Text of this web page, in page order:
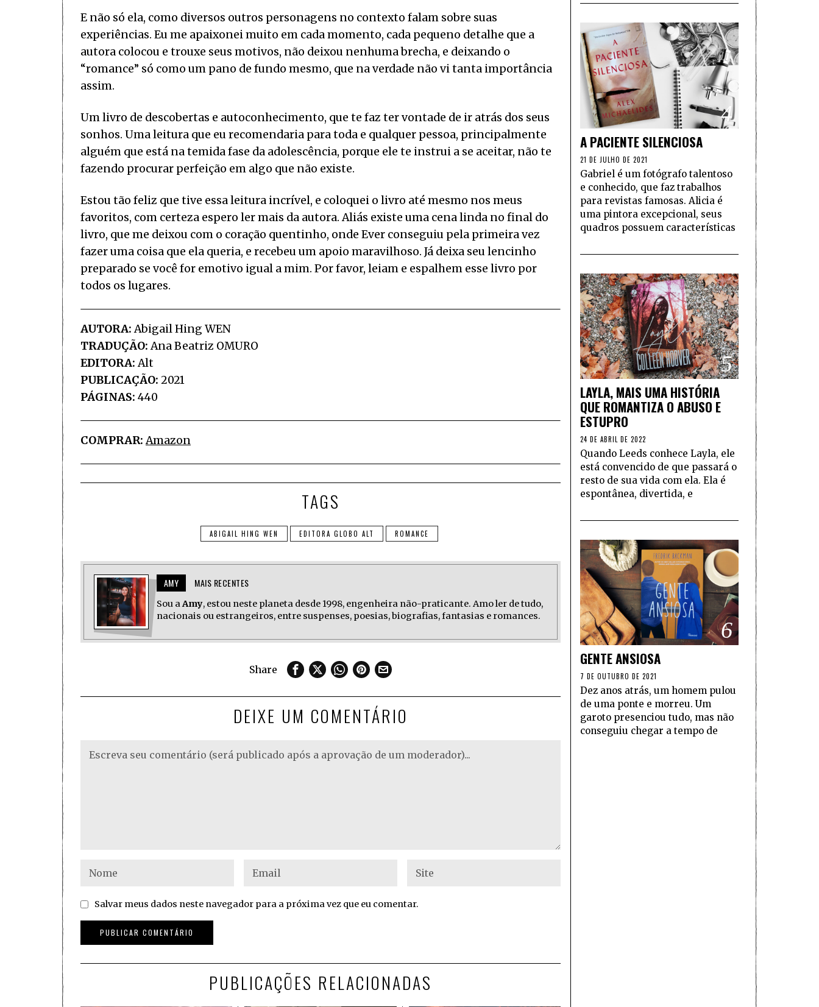
E não só ela, como diversos outros personagens no contexto falam sobre suas
experiências. Eu me apaixonei muito em cada momento, cada pequeno detalhe que a
autora colocou e trouxe seus motivos, não deixou nenhuma brecha, e deixando o
“romance” só como um pano de fundo mesmo, que na verdade não vi tanta importância
assim.
Um livro de descobertas e autoconhecimento, que te faz ter vontade de ir atrás dos seus
sonhos. Uma leitura que eu recomendaria para toda e qualquer pessoa, principalmente
alguém que está na temida fase da adolescência, porque ele te instrui a se aceitar, não te
fazendo procurar perfeição em algo que não existe.
Estou tão feliz que tive essa leitura incrível, e coloquei o livro até mesmo nos meus
favoritos, com certeza espero ler mais da autora. Aliás existe uma cena linda no final do
livro, que me deixou com o coração quentinho, onde Ever conseguiu pela primeira vez
fazer uma coisa que ela queria, e recebeu um apoio maravilhoso. Já deixa seu lencinho
preparado se você for emotivo igual a mim. Por favor, leiam e espalhem esse livro por
todos os lugares.
AUTORA:Abigail Hing WEN
TRADUÇÃO:Ana Beatriz OMURO
EDITORA:Alt
PUBLICAÇÃO: 2021
PÁGINAS: 440
COMPRAR: Amazon
TAGS
ABIGAIL HING WEN EDITORA GLOBO ALT ROMANCE
AMY MAIS RECENTES
Sou aAmy, estou neste planeta desde 1998, engenheira não-praticante. Amo ler de tudo,
nacionais ou estrangeiros, entre suspenses, poesias, biografias, fantasias e romances.
Share
DEIXE UM COMENTÁRIO
Salvar meus dados neste navegador para a próxima vez que eu comentar.
PUBLICAÇÕES RELACIONADAS
4
A PACIENTE SILENCIOSA
21 DE JULHO DE 2021
Gabriel é um fotógrafo talentoso
e conhecido, que faz trabalhos
para revistas famosas. Alicia é
uma pintora excepcional, seus
quadros possuem características
5
LAYLA, MAIS UMA HISTÓRIA
QUE ROMANTIZA O ABUSO E
ESTUPRO
24 DE ABRIL DE 2022
Quando Leeds conhece Layla, ele
está convencido de que passará o
resto de sua vida com ela. Ela é
espontânea, divertida, e
6
GENTE ANSIOSA
7 DE OUTUBRO DE 2021
Dez anos atrás, um homem pulou
de uma ponte e morreu. Um
garoto presenciou tudo, mas não
conseguiu chegar a tempo de